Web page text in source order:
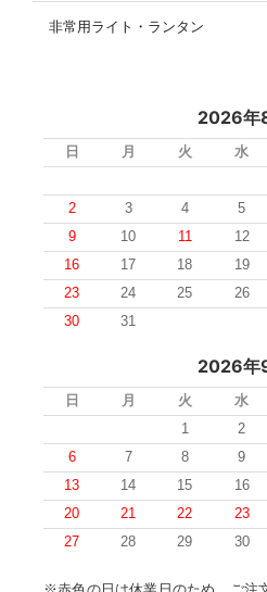
非常用ライト・ランタン
2026年
日 月 火 水
2
3 4 5
9
10 11 12
16
17 18 19
23
24 25 26
30
31
2026年
日 月 火 水
1
2
6
7 8 9
13
14 15 16
20
21 22 23
27
28 29 30